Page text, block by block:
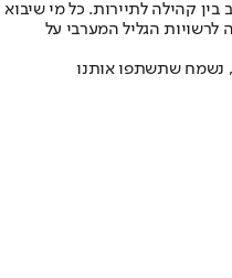
קהילה לתיירות. כל מי שיבוא
לרשויות הגליל המערבי על
נשמח שתשתפו אותנו